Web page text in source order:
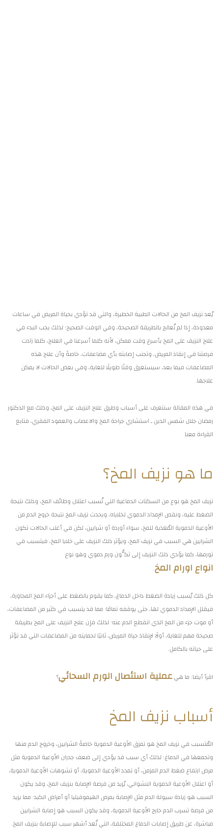
يُعد نزيف المخ من الحالات الطبية الخطيرة، والتي قد تؤدي بحياة المريض في ساعات
معدودة، إذا لم تُعالج بالطريقة الصحيحة، وفي الوقت الصحيح؛ لذلك يجب البدء في
علاج النزيف على المخ بأسرع وقت ممكن، لأنه كلما أسرعنا في العلاج، كلما زادت
فرصتنا في إنقاذ المريض، وتجنب إصابته بأي مضاعفات، خاصةً وأن علاج هذه
المضاعفات فيما بعد، سيستغرق وقتًا طويلًا للغاية، وفي بعض الحالات لا يمكن
علاجها.
في هذه المقالة سنتعرف على أسباب وطرق علاج النزيف على المخ، وذلك مع الدكتور
رمضان جلال شمس الدين ـ استشاري جراحة المخ والاعصاب والعمود الفقري، فتابع
القراءة معنا
ما هو نزيف المخ؟
نزيف المخ هو نوع من السكتات الدماغية التي تُسبب اعتلال وظائف المخ، وذلك نتيجة
الضغط عليه، ونقص الإمداد الدموي لخلاياه، ويحدث نزيف المخ نتيجة خروج الدم من
الأوعية الدموية المُغذية للمخ، سواء أوردة أو شرايين، لكن في أغلب الحالات تكون
الشرايين هي السبب في نزيف المخ، ويؤثر ذلك النزيف على خلايا المخ، فيتسبب في
تورمها، كما يؤدي ذلك النزيف إلى تكُّون ورم دموي وهو نوع
انواع اورام المخ.
كل ذلك يُسبب زيادة الضغط داخل الدماغ، كما يقوم بالضغط على أجزاء المخ المجاورة،
فيقلل الإمداد الدموي لها، حتى يوقفه تمامًا؛ مما قد يتسبب في كثير من المضاعفات،
أو موت جزء من المخ الذي انقطع الدم عنه؛ لذلك فإن علاج النزيف على المخ بطريقة
صحيحة مهم للغاية، أولًا لإنقاذ حياة المريض، ثانيًا لحمايته من المضاعفات التي قد تؤثر
على حياته بالكامل.
اقرأ أيضا: ما هيعملية استئصال الورم السحائي؟
أسباب نزيف المخ
المُتسبب في نزيف المخ هو تمزق الأوعية الدموية خاصةً الشرايين، وخروج الدم منها
وتجمعها في الدماغ؛ لذلك أي سبب قد يؤدي إلى ضعف جدران الأوعية الدموية مثل
مرض ارتفاع ضغط الدم المزمن، أو تمدد الأوعية الدموية، أو تشوهات الأوعية الدموية،
أو اعتلال الأوعية الدموية النشواني، يُزيد من فرصة الإصابة بنزيف المخ، وقد يكون
السبب هو زيادة سيولة الدم مثل الإصابة بمرض الهيموفيليا أو أمراض الكبد؛ مما يزيد
من فرصة تسرب الدم خارج الأوعية الدموية، وقد يكون السبب هو إصابة الشرايين
مباشرة، عن طريق إصابات الدماغ المختلفة، التي تُعد أشهر سبب للإصابة بنزيف المخ.